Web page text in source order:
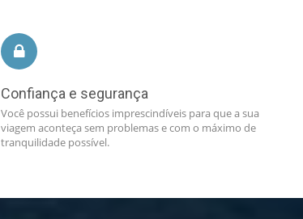
Confiança e segurança
Você possui benefícios imprescindíveis para que a sua
viagem aconteça sem problemas e com o máximo de
tranquilidade possível.